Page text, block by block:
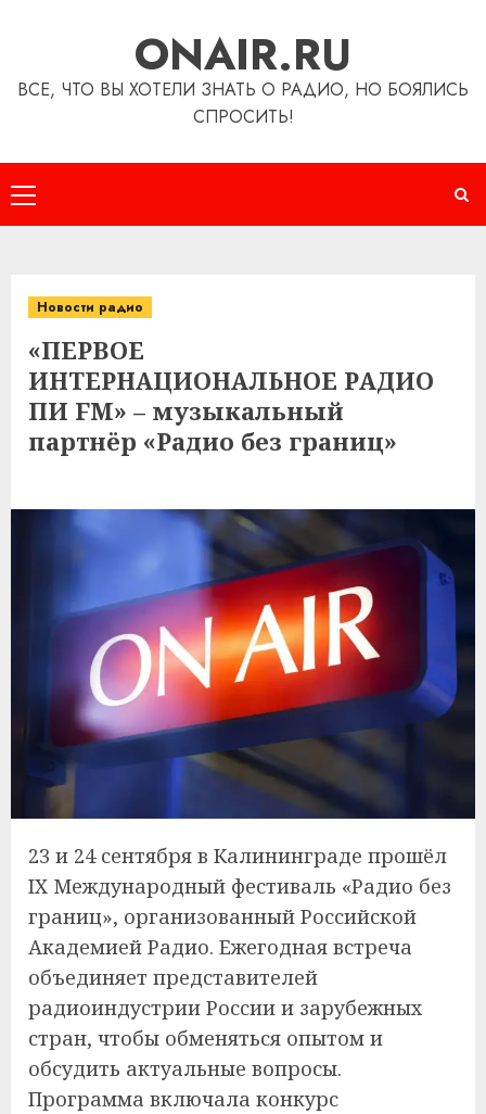
ONAIR.RU
ВСЕ, ЧТО ВЫ ХОТЕЛИ ЗНАТЬ О РАДИО, НО БОЯЛИСЬ
СПРОСИТЬ!
Основное
меню
Новости радио
«ПЕРВОЕ
ИНТЕРНАЦИОНАЛЬНОЕ РАДИО
ПИ FM» – музыкальный
партнёр «Радио без границ»
23 и 24 сентября в Калининграде прошёл
IX Международный фестиваль «Радио без
границ», организованный Российской
Академией Радио. Ежегодная встреча
объединяет представителей
радиоиндустрии России и зарубежных
стран, чтобы обменяться опытом и
обсудить актуальные вопросы.
Программа включала конкурс